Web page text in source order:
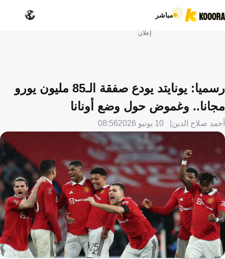
مباشر
إعلان
رسميا: يونايتد يودع صفقة الـ85 مليون يورو
مجانا.. وغموض حول وضع أونانا
أحمد صلاح الدين 10 يونيو 2026 08:56